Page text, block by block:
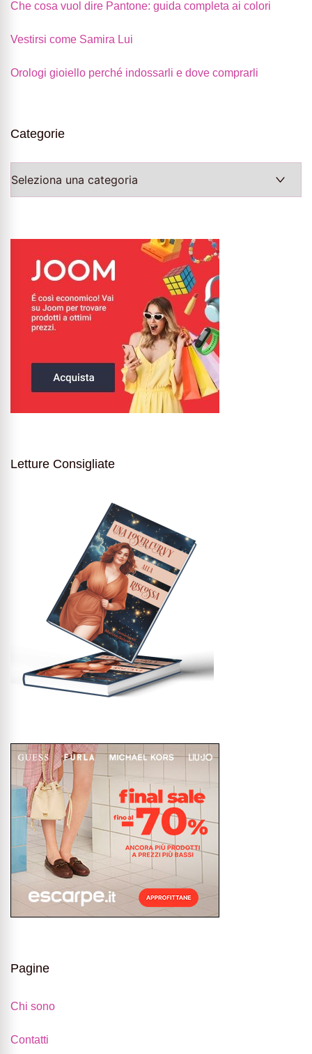
Che cosa vuol dire Pantone: guida completa ai colori
Vestirsi come Samira Lui
Orologi gioiello perché indossarli e dove comprarli
Categorie
Letture Consigliate
Pagine
Chi sono
Contatti